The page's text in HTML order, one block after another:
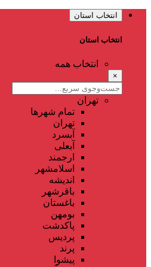
انتخاب استان
انتخاب استان
انتخاب همه
×
تهران
تمام شهر‌ها
تهران
آبسرد
آبعلی
ارجمند
اسلامشهر
اندیشه
باقرشهر
باغستان
بومهن
پاکدشت
پردیس
پرند
پیشوا